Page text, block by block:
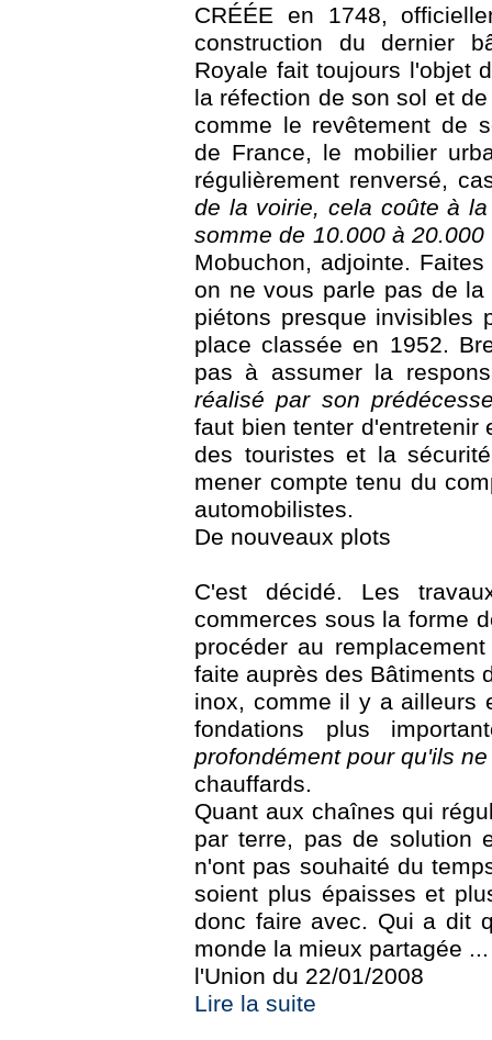
CRÉÉE en 1748,
construction du dernier
Royale fait toujours l'objet
la réfection de son sol et
comme le revêtement de
de France, le mobilier
régulièrement renversé,
de la voirie, cela coûte à
somme de 10.000 à
Mobuchon, adjointe.
on ne vous parle pas de
piétons presque invisibles
place classée en 1952.
pas à assumer la
réalisé par son
faut bien tenter d'entretenir
des touristes et la
mener compte tenu du
automobilistes.
De nouveaux plots
C'est décidé. Les
commerces sous la forme
procéder au
faite auprès des Bâtiments
inox, comme il y a ailleurs
fondations plus
profondément pour qu'ils
chauffards.
Quant aux chaînes qui
par terre, pas de solution
n'ont pas souhaité du
soient plus épaisses et
donc faire avec. Qui a dit
monde la mieux partagée ...
l'Union du 22/01/2008
Lire la suite